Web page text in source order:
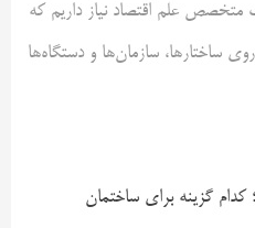
متخصص علم اقتصاد نیاز داریم که
ساختارها، سازمان‌ها و دستگاه‌ها
کدام گزینه برای ساختمان